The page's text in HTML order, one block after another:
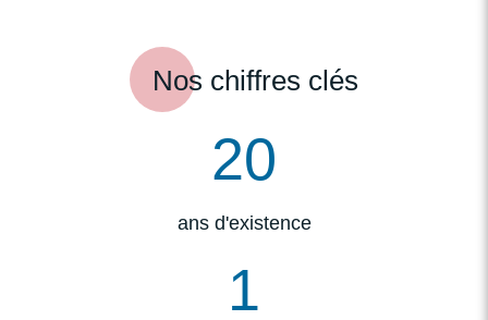
Nos chiffres clés
20
ans d'existence
1